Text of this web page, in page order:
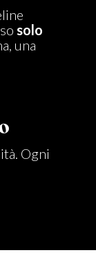
solo
una
Ogni